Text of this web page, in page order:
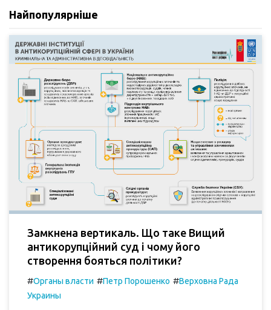
Найпопулярніше
Замкнена вертикаль. Що таке Вищий
антикорупційний суд і чому його
створення бояться політики?
#Органы власти #Петр Порошенко #Верховна Рада
Украины